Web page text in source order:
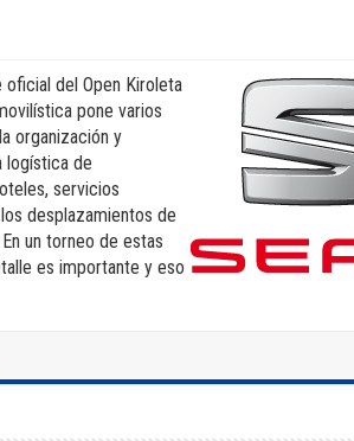
del Open Kiroleta
pone varios
organización y
logística de
servicios
desplazamientos de
un torneo de estas
es importante y eso